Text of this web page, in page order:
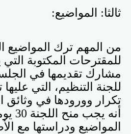
ثالثا: المواضيع:
من المهم ترك المواضيع
للمقترحات المكتوبة
مشارك تقديمها في الجلسة
للجنة التنظيم، التي
تكرار وورودها في وثائق
أنه يجب
المواضيع ودراستها مع